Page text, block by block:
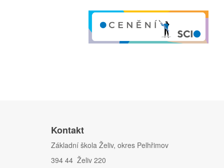
Kontakt
Základní škola Želiv, okres Pelhřimov
394 44 Želiv 220